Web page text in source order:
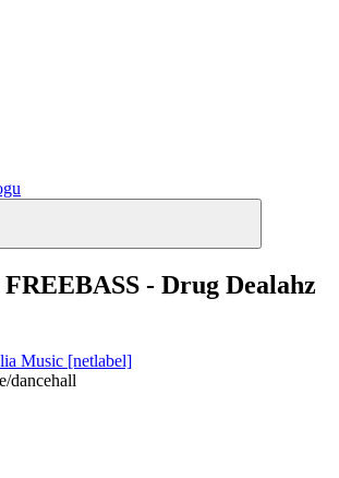
- Drug Dealahz
Music [netlabel]
dancehall